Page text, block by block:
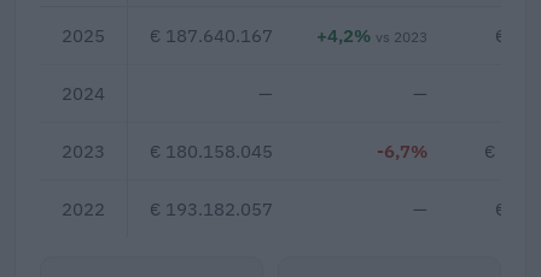
2025 € 187.640.167 +4,2% vs 2023 €
2024 — —
2023 € 180.158.045 -6,7% €
2022 € 193.182.057 — €